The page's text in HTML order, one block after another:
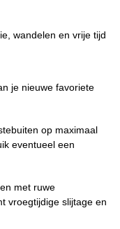
wandelen en vrije tijd
je nieuwe favoriete
op maximaal
eventueel een
met ruwe
vroegtijdige slijtage en